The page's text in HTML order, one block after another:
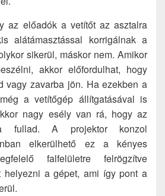
az előadók a vetítőt az asztalra
alátámasztással korrigálnak a
sikerül, máskor nem. Amikor
akkor előfordulhat, hogy
vagy zavarba jön. Ha ezekben a
a vetítőgép állítgatásával is
nagy esély van rá, hogy az
fullad. A projektor konzol
elkerülhető ez a kényes
falfelületre felrögzítve
helyezni a gépet, ami így pont a